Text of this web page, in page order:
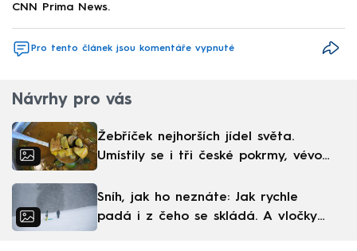
CNN Prima News.
Pro tento článek jsou komentáře vypnuté
Návrhy pro vás
Žebříček nejhorších jídel světa.
Umístily se i tři české pokrmy, vévodí
Sníh, jak ho neznáte: Jak rychle
padá i z čeho se skládá. A vločky